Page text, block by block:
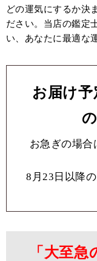
どの運気にするか決
ださい。当店の鑑定
い、あなたに最適な
お届け予
お急ぎの場合
8月23日以降
「大至